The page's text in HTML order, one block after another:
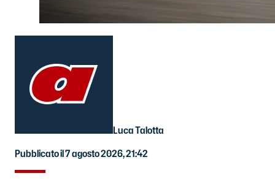
Luca Talotta
Pubblicato il 7 agosto 2026, 21:42